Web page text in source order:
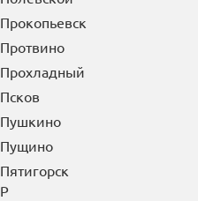
Прокопьевск
Протвино
Прохладный
Псков
Пушкино
Пущино
Пятигорск
Р